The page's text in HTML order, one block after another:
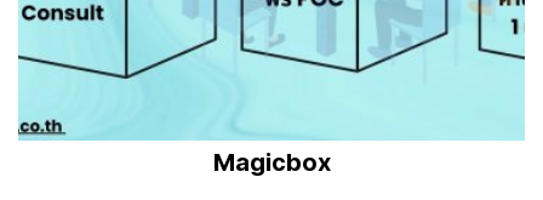
Magicbox